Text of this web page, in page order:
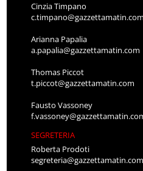
Cinzia Timpano
c.timpano@gazzettamatin.com
Arianna Papalia
a.papalia@gazzettamatin.com
Thomas Piccot
t.piccot@gazzettamatin.com
Fausto Vassoney
SEGRETERIA
Roberta Prodoti
segreteria@gazzettamatin.com